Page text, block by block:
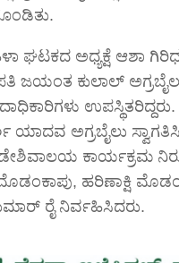
ಘಟಕದ ಅಧ್ಯಕ್ಷೆ ಆಶಾ
ಜಯಂತ ಕುಲಾಲ್
ಉಪಸ್ಥಿತರಿದ್ದರು.
ಯಾದವ ಅಗ್ರಬೈಲು
ಕಾರ್ಯಕ್ರಮ
ಹರಿಣಾಕ್ಷಿ
ರೈ ನಿರ್ವಹಿಸಿದರು.